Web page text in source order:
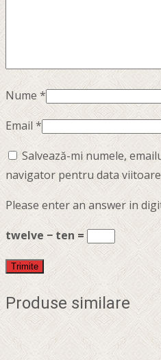
Nume*
Email*
Salvează-mi numele,
navigator pentru data
Please enter an answer in
twelve − ten =
Produse similare